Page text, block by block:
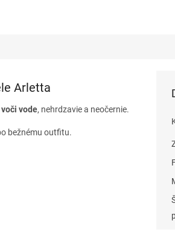
Arletta
vode, nehrdzavie a neočernie.
bežnému outfitu.